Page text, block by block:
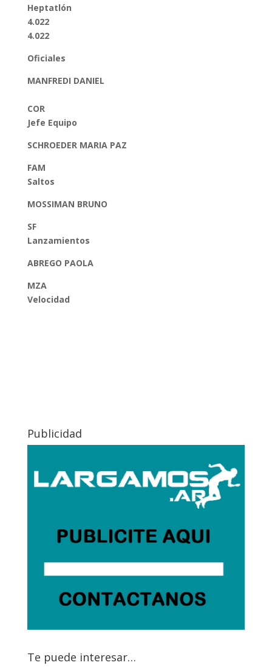
Heptatlón
4.022
4.022
Oficiales
MANFREDI DANIEL
COR
Jefe Equipo
SCHROEDER MARIA PAZ
FAM
Saltos
MOSSIMAN BRUNO
SF
Lanzamientos
ABREGO PAOLA
MZA
Velocidad
Publicidad
Te puede interesar…